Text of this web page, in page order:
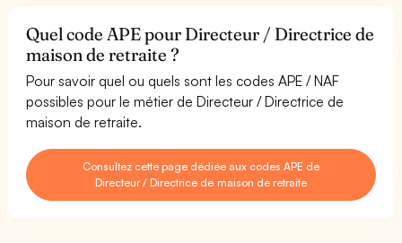
Quel code APE pour Directeur / Directrice de
maison de retraite ?
Pour savoir quel ou quels sont les codes APE / NAF
possibles pour le métier de Directeur / Directrice de
maison de retraite.
Consultez cette page dédiée aux codes APE de
Directeur / Directrice de maison de retraite